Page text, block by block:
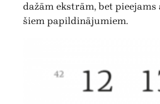
dažām ekstrām, bet pieejams
šiem papildinājumiem.